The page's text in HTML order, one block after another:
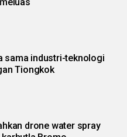
sama industri-teknologi
Tiongkok
drone water spray